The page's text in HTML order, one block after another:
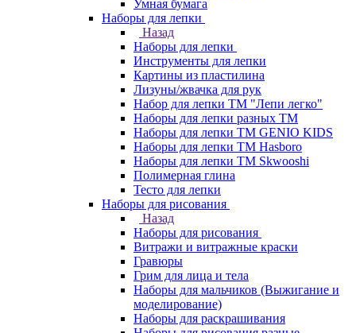
Умная бумага
Наборы для лепки
Назад
Наборы для лепки
Инструменты для лепки
Картины из пластилина
Лизуны/жвачка для рук
Набор для лепки ТМ "Лепи легко"
Наборы для лепки разных ТМ
Наборы для лепки ТМ GENIO KIDS
Наборы для лепки ТМ Hasboro
Наборы для лепки ТМ Skwooshi
Полимерная глина
Тесто для лепки
Наборы для рисования
Назад
Наборы для рисования
Витражи и витражные краски
Гравюры
Грим для лица и тела
Наборы для мальчиков (Выжигание и
моделирование)
Наборы для раскрашивания